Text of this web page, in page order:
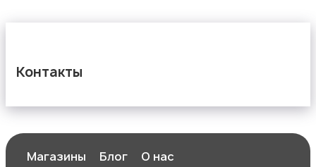
Контакты
Магазины Блог
О нас